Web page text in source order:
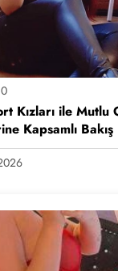
0
Kızları ile Mutlu
Kapsamlı Bakış